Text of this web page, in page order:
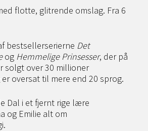
flotte, glitrende omslag. Fra 6
bestsellerserierne Det
og Hemmelige Prinsesser, der på
solgt over 30 millioner
oversat til mere end 20 sprog.
Dal i et fjernt rige lære
og Emilie alt om